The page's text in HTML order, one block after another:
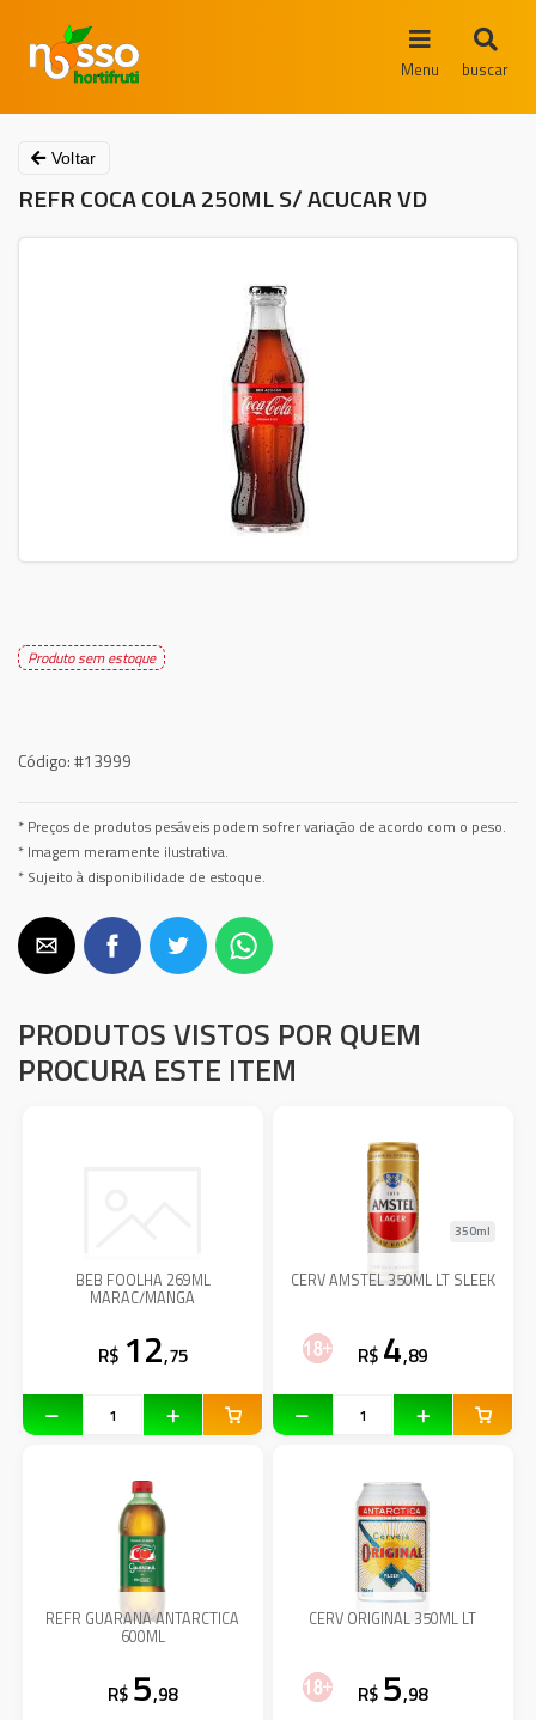
Menu buscar
Voltar
REFR COCA COLA 250ML S/ ACUCAR VD
Produto sem estoque
Código:#13999
* Preços de produtos pesáveis podem sofrer variação de acordo com o peso.
* Imagem meramente ilustrativa.
* Sujeito à disponibilidade de estoque.
PRODUTOS VISTOS POR QUEM
PROCURA ESTE ITEM
BEB FOOLHA 269ML
MARAC/MANGA
R$ 12,75
CERV AMSTEL 350ML LT SLEEK
350ml
R$ 4,89
REFR GUARANA ANTARCTICA
600ML
R$ 5,98
CERV ORIGINAL 350ML LT
R$ 5,98